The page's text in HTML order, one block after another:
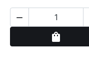

shopping_bag